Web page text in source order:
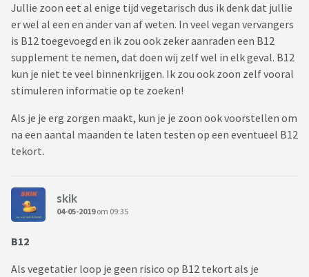
Jullie zoon eet al enige tijd vegetarisch dus ik denk dat jullie
er wel al een en ander van af weten. In veel vegan vervangers
is B12 toegevoegd en ik zou ook zeker aanraden een B12
supplement te nemen, dat doen wij zelf wel in elk geval. B12
kun je niet te veel binnenkrijgen. Ik zou ook zoon zelf vooral
stimuleren informatie op te zoeken!
Als je je erg zorgen maakt, kun je je zoon ook voorstellen om
na een aantal maanden te laten testen op een eventueel B12
tekort.
skik
04-05-2019om 09:35
B12
Als vegetatier loop je geen risico op B12 tekort als je